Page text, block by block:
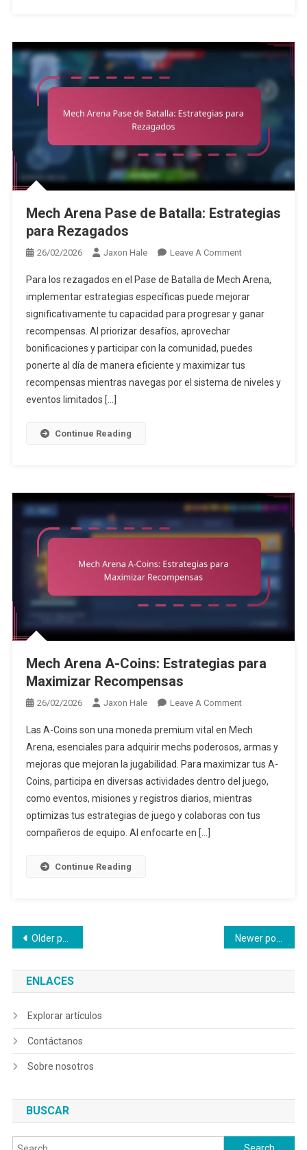
Mech Arena Pase de Batalla: Estrategias
para Rezagados
26/02/2026 Jaxon Hale Leave A CommentOn
Arena
Pase
De
Estrategias
Para
Rezagados
Para los rezagados en el Pase de Batalla de Mech Arena,
implementar estrategias específicas puede mejorar
significativamente tu capacidad para progresar y ganar
recompensas. Al priorizar desafíos, aprovechar
bonificaciones y participar con la comunidad, puedes
ponerte al día de manera eficiente y maximizar tus
recompensas mientras navegas por el sistema de niveles y
eventos limitados […]
Continue Reading
Mech Arena A-Coins: Estrategias para
Maximizar Recompensas
26/02/2026 Jaxon Hale Leave A CommentOn
Arena
A-
Coins:
Estrategias
Para
Maximizar
Las A-Coins son una moneda premium vital en Mech
Arena, esenciales para adquirir mechs poderosos, armas y
mejoras que mejoran la jugabilidad. Para maximizar tus A-
Coins, participa en diversas actividades dentro del juego,
como eventos, misiones y registros diarios, mientras
optimizas tus estrategias de juego y colaboras con tus
compañeros de equipo. Al enfocarte en […]
Continue Reading
Posts
navigation
Older posts
ENLACES
Explorar artículos
Contáctanos
Sobre nosotros
BUSCAR
Search